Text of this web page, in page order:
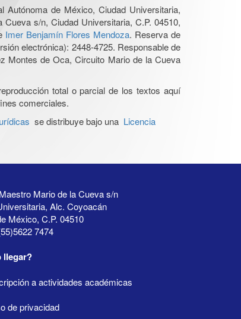
de México, Ciudad Universitaria,
s/n, Ciudad Universitaria, C.P. 04510,
Imer Benjamín Flores Mendoza. Reserva de
electrónica): 2448-4725. Responsable de
Montes de Oca, Circuito Mario de la Cueva
total o parcial de los textos aquí
comerciales.
se distribuye bajo una Licencia
Mario de la Cueva s/n
Alc. Coyoacán
México, C.P. 04510
7474
llegar?
a actividades académicas
de privacidad